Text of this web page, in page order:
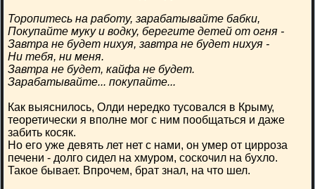
Торопитесь на работу, зарабатывайте бабки,
Покупайте муку и водку, берегите детей от огня -
Завтра не будет нихуя, завтра не будет нихуя -
Ни тебя, ни меня.
Завтра не будет, кайфа не будет.
Зарабатывайте... покупайте...
Как выяснилось, Олди нередко тусовался в Крыму,
теоретически я вполне мог с ним пообщаться и даже
забить косяк.
Но его уже девять лет нет с нами, он умер от цирроза
печени - долго сидел на хмуром, соскочил на бухло.
Такое бывает. Впрочем, брат знал, на что шел.